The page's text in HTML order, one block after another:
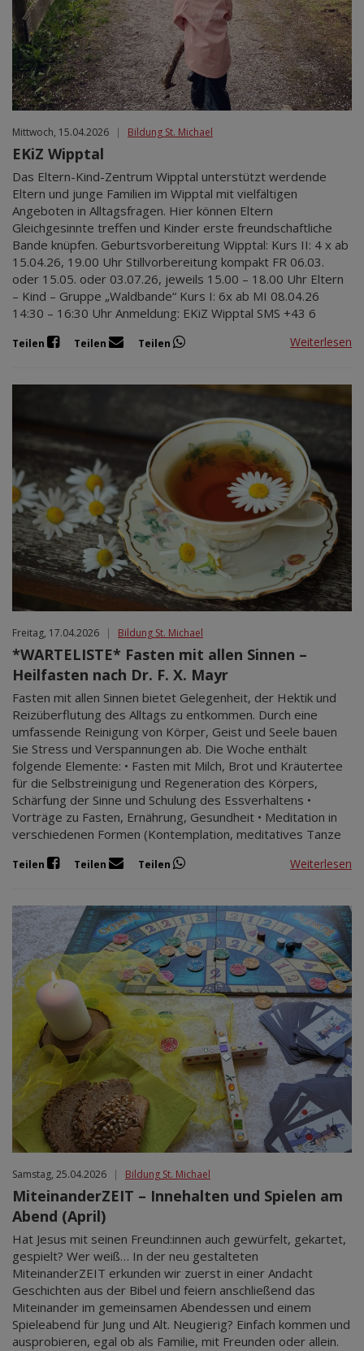
Mär 2027
Apr 2027
Mai 2027
Jun 2027
Jul 2027
Mittwoch, 15.04.2026 | Bildung St. Michael
EKiZ Wipptal
Das Eltern-Kind-Zentrum Wipptal unterstützt werdende
Eltern und junge Familien im Wipptal mit vielfältigen
Angeboten in Alltagsfragen. Hier können Eltern
Gleichgesinnte treffen und Kinder erste freundschaftliche
Bande knüpfen. Geburtsvorbereitung Wipptal: Kurs II: 4 x ab
15.04.26, 19.00 Uhr Stillvorbereitung kompakt FR 06.03.
oder 15.05. oder 03.07.26, jeweils 15.00 – 18.00 Uhr Eltern
– Kind – Gruppe „Waldbande“ Kurs I: 6x ab MI 08.04.26
14:30 – 16:30 Uhr Anmeldung: EKiZ Wipptal SMS +43 6
Teilen Teilen Teilen Weiterlesen
Freitag, 17.04.2026 | Bildung St. Michael
*WARTELISTE* Fasten mit allen Sinnen –
Heilfasten nach Dr. F. X. Mayr
Fasten mit allen Sinnen bietet Gelegenheit, der Hektik und
Reizüberflutung des Alltags zu entkommen. Durch eine
umfassende Reinigung von Körper, Geist und Seele bauen
Sie Stress und Verspannungen ab. Die Woche enthält
folgende Elemente: • Fasten mit Milch, Brot und Kräutertee
für die Selbstreinigung und Regeneration des Körpers,
Schärfung der Sinne und Schulung des Essverhaltens •
Vorträge zu Fasten, Ernährung, Gesundheit • Meditation in
verschiedenen Formen (Kontemplation, meditatives Tanze
Teilen Teilen Teilen Weiterlesen
Samstag, 25.04.2026 | Bildung St. Michael
MiteinanderZEIT – Innehalten und Spielen am
Abend (April)
Hat Jesus mit seinen Freund:innen auch gewürfelt, gekartet,
gespielt? Wer weiß… In der neu gestalteten
MiteinanderZEIT erkunden wir zuerst in einer Andacht
Geschichten aus der Bibel und feiern anschließend das
Miteinander im gemeinsamen Abendessen und einem
Spieleabend für Jung und Alt. Neugierig? Einfach kommen und
ausprobieren, egal ob als Familie, mit Freunden oder allein.